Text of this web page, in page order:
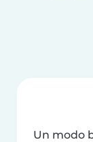
Un modo